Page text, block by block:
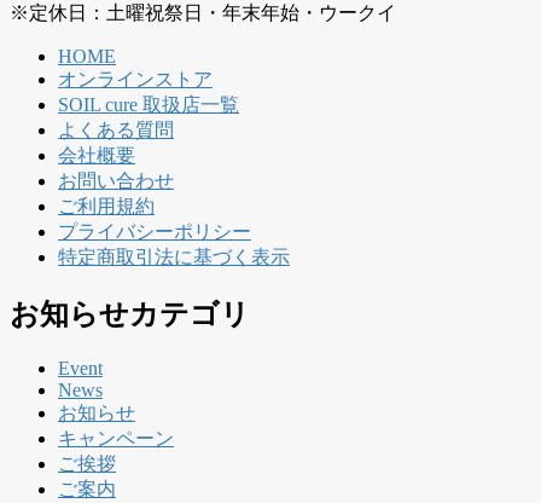
※定休日：土曜祝祭日・年末年始・ウークイ
HOME
オンラインストア
SOIL cure 取扱店一覧
よくある質問
会社概要
お問い合わせ
ご利用規約
プライバシーポリシー
特定商取引法に基づく表示
お知らせカテゴリ
Event
News
お知らせ
キャンペーン
ご挨拶
ご案内